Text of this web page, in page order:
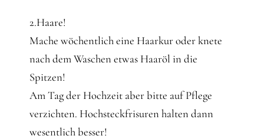
2.Haare!
Mache wöchentlich eine Haarkur oder knete
nach dem Waschen etwas Haaröl in die
Spitzen!
Am Tag der Hochzeit aber bitte auf Pflege
verzichten. Hochsteckfrisuren halten dann
wesentlich besser!